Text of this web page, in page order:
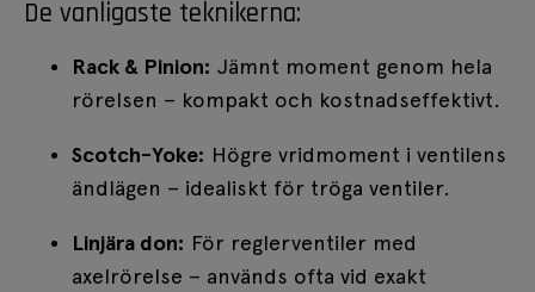
De vanligaste teknikerna:
Rack & Pinion: Jämnt moment genom hela
rörelsen – kompakt och kostnadseffektivt.
Scotch-Yoke: Högre vridmoment i ventilens
ändlägen – idealiskt för tröga ventiler.
Linjära don: För reglerventiler med
axelrörelse – används ofta vid exakt